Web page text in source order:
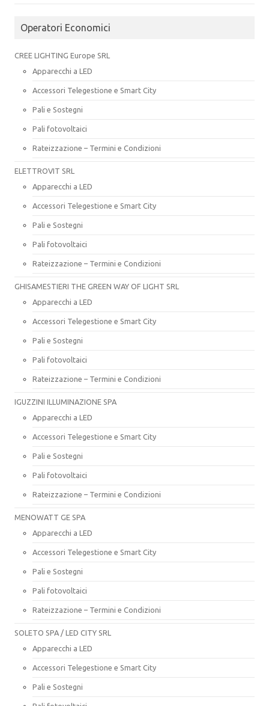
Operatori Economici
CREE LIGHTING Europe SRL
Apparecchi a LED
Accessori Telegestione e Smart City
Pali e Sostegni
Pali fotovoltaici
Rateizzazione – Termini e Condizioni
ELETTROVIT SRL
Apparecchi a LED
Accessori Telegestione e Smart City
Pali e Sostegni
Pali fotovoltaici
Rateizzazione – Termini e Condizioni
GHISAMESTIERI THE GREEN WAY OF LIGHT SRL
Apparecchi a LED
Accessori Telegestione e Smart City
Pali e Sostegni
Pali fotovoltaici
Rateizzazione – Termini e Condizioni
IGUZZINI ILLUMINAZIONE SPA
Apparecchi a LED
Accessori Telegestione e Smart City
Pali e Sostegni
Pali fotovoltaici
Rateizzazione – Termini e Condizioni
MENOWATT GE SPA
Apparecchi a LED
Accessori Telegestione e Smart City
Pali e Sostegni
Pali fotovoltaici
Rateizzazione – Termini e Condizioni
SOLETO SPA / LED CITY SRL
Apparecchi a LED
Accessori Telegestione e Smart City
Pali e Sostegni